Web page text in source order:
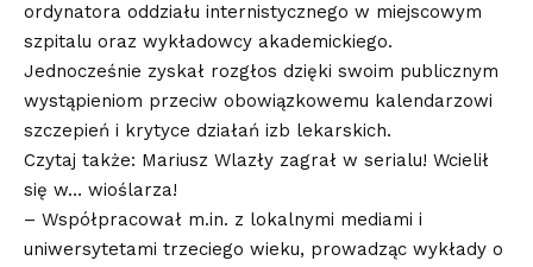
ordynatora oddziału internistycznego w miejscowym
szpitalu oraz wykładowcy akademickiego.
Jednocześnie zyskał rozgłos dzięki swoim publicznym
wystąpieniom przeciw obowiązkowemu kalendarzowi
szczepień i krytyce działań izb lekarskich.
Czytaj także: Mariusz Wlazły zagrał w serialu! Wcielił
się w… wioślarza!
– Współpracował m.in. z lokalnymi mediami i
uniwersytetami trzeciego wieku, prowadząc wykłady o